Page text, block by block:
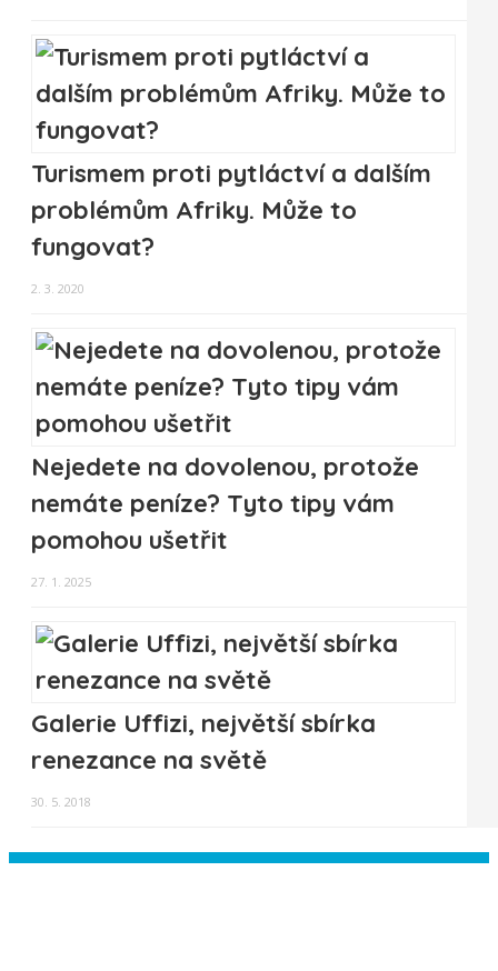
Turismem proti pytláctví a dalším
problémům Afriky. Může to
fungovat?
2. 3. 2020
Nejedete na dovolenou, protože
nemáte peníze? Tyto tipy vám
pomohou ušetřit
27. 1. 2025
Galerie Uffizi, největší sbírka
renezance na světě
30. 5. 2018